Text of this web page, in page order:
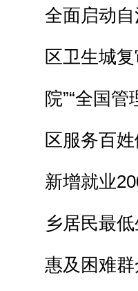
全面启动
区卫生城
院”“全国
区服务百
新增就业
乡居民最
惠及困难